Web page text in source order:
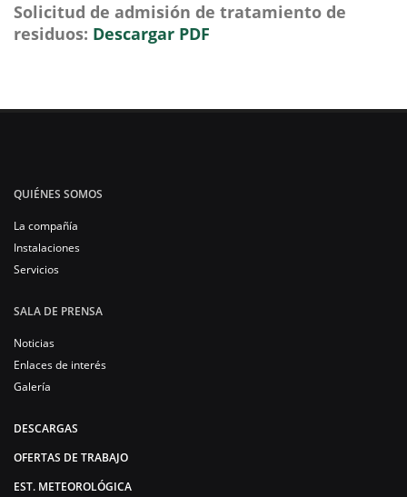
Solicitud de admisión de tratamiento de
residuos: Descargar PDF
QUIÉNES SOMOS
La compañía
Instalaciones
Servicios
SALA DE PRENSA
Noticias
Enlaces de interés
Galería
DESCARGAS
OFERTAS DE TRABAJO
EST. METEOROLÓGICA